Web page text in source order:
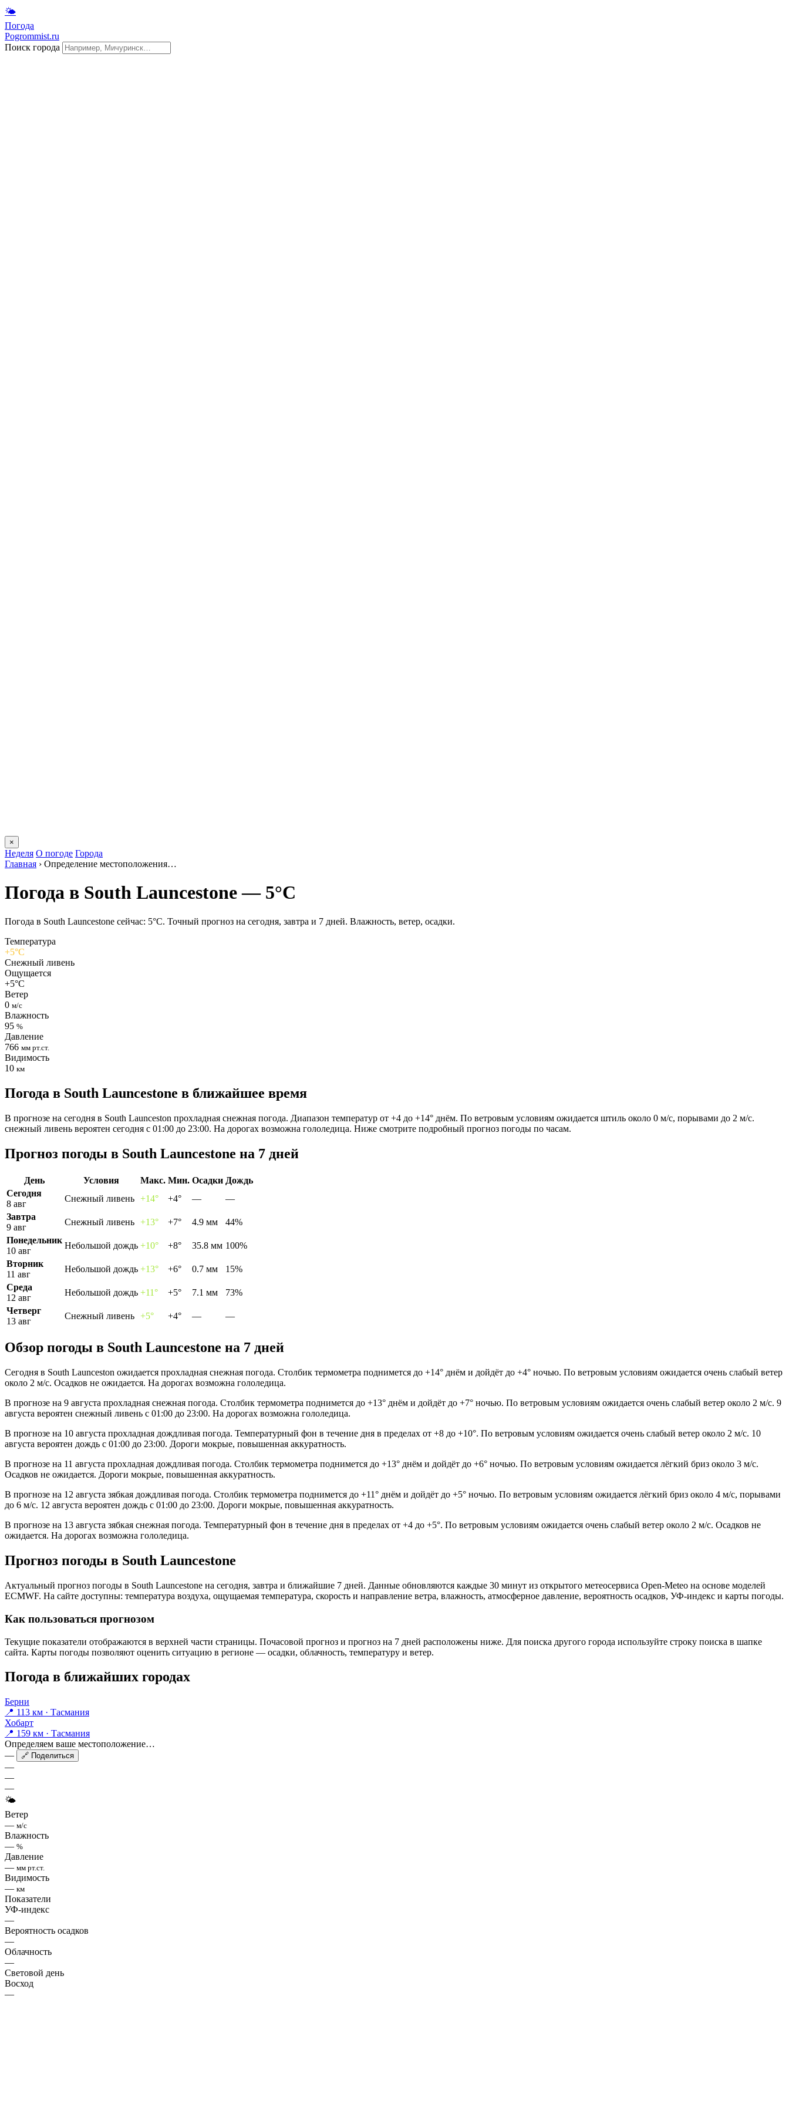
🌤
Погода
Pogrommist.ru
Поиск города
×
Неделя О погоде Города
Главная › Определение местоположения…
Погода в South Launcestonе — 5°C
Погода в South Launcestonе сейчас: 5°C. Точный прогноз на сегодня, завтра и 7 дней. Влажность, ветер, осадки.
Температура
+5°C
Снежный ливень
Ощущается
+5°C
Ветер
0 м/с
Влажность
95 %
Давление
766 мм рт.ст.
Видимость
10 км
Погода в South Launcestonе в ближайшее время
В прогнозе на сегодня в South Launceston прохладная снежная погода. Диапазон температур от +4 до +14° днём. По ветровым условиям ожидается штиль около 0 м/с, порывами до 2 м/с.
снежный ливень вероятен сегодня с 01:00 до 23:00. На дорогах возможна гололедица. Ниже смотрите подробный прогноз погоды по часам.
Прогноз погоды в South Launcestonе на 7 дней
День Условия Макс. Мин. Осадки Дождь
Сегодня
8 авг
Снежный ливень +14° +4° —
—
Завтра
9 авг
Снежный ливень +13° +7° 4.9 мм
44%
Понедельник
10 авг
Небольшой дождь +10° +8° 35.8 мм 100%
Вторник
11 авг
Небольшой дождь +13° +6° 0.7 мм
15%
Среда
12 авг
Небольшой дождь +11° +5° 7.1 мм
73%
Четверг
13 авг
Снежный ливень +5° +4° — —
Обзор погоды в South Launcestonе на 7 дней
Сегодня в South Launceston ожидается прохладная снежная погода. Столбик термометра поднимется до +14° днём и дойдёт до +4° ночью. По ветровым условиям ожидается очень слабый ветер
около 2 м/с. Осадков не ожидается. На дорогах возможна гололедица.
В прогнозе на 9 августа прохладная снежная погода. Столбик термометра поднимется до +13° днём и дойдёт до +7° ночью. По ветровым условиям ожидается очень слабый ветер около 2 м/с. 9
августа вероятен снежный ливень с 01:00 до 23:00. На дорогах возможна гололедица.
В прогнозе на 10 августа прохладная дождливая погода. Температурный фон в течение дня в пределах от +8 до +10°. По ветровым условиям ожидается очень слабый ветер около 2 м/с. 10
августа вероятен дождь с 01:00 до 23:00. Дороги мокрые, повышенная аккуратность.
В прогнозе на 11 августа прохладная дождливая погода. Столбик термометра поднимется до +13° днём и дойдёт до +6° ночью. По ветровым условиям ожидается лёгкий бриз около 3 м/с.
Осадков не ожидается. Дороги мокрые, повышенная аккуратность.
В прогнозе на 12 августа зябкая дождливая погода. Столбик термометра поднимется до +11° днём и дойдёт до +5° ночью. По ветровым условиям ожидается лёгкий бриз около 4 м/с, порывами
до 6 м/с. 12 августа вероятен дождь с 01:00 до 23:00. Дороги мокрые, повышенная аккуратность.
В прогнозе на 13 августа зябкая снежная погода. Температурный фон в течение дня в пределах от +4 до +5°. По ветровым условиям ожидается очень слабый ветер около 2 м/с. Осадков не
ожидается. На дорогах возможна гололедица.
Прогноз погоды в South Launcestonе
Актуальный прогноз погоды в South Launcestonе на сегодня, завтра и ближайшие 7 дней. Данные обновляются каждые 30 минут из открытого метеосервиса Open-Meteo на основе моделей
ECMWF. На сайте доступны: температура воздуха, ощущаемая температура, скорость и направление ветра, влажность, атмосферное давление, вероятность осадков, УФ-индекс и карты погоды.
Как пользоваться прогнозом
Текущие показатели отображаются в верхней части страницы. Почасовой прогноз и прогноз на 7 дней расположены ниже. Для поиска другого города используйте строку поиска в шапке
сайта. Карты погоды позволяют оценить ситуацию в регионе — осадки, облачность, температуру и ветер.
Погода в ближайших городах
Берни
📍 113 км · Тасмания
Хобарт
📍 159 км · Тасмания
Определяем ваше местоположение…
—
🔗 Поделиться
—
—
—
🌤
Ветер
— м/с
Влажность
— %
Давление
— мм рт.ст.
Видимость
— км
Показатели
УФ-индекс
—
Вероятность осадков
—
Облачность
—
Световой день
Восход
—